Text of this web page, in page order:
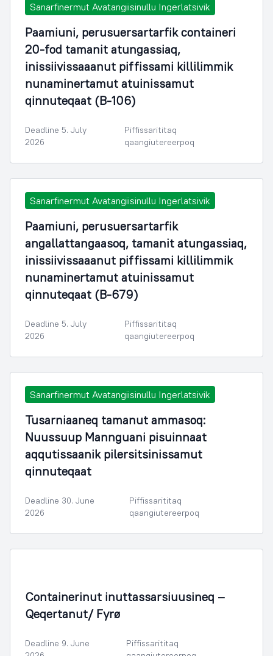
Sanarfinermut Avatangiisinullu Ingerlatsivik
Paamiuni, perusuersartarfik containeri
20-fod tamanit atungassiaq,
inissiivissaaanut piffissami killilimmik
nunaminertamut atuinissamut
qinnuteqaat (B-106)
Deadline 5. July
2026
Piffissarititaq
qaangiutereerpoq
Sanarfinermut Avatangiisinullu Ingerlatsivik
Paamiuni, perusuersartarfik
angallattangaasoq, tamanit atungassiaq,
inissiivissaaanut piffissami killilimmik
nunaminertamut atuinissamut
qinnuteqaat (B-679)
Deadline 5. July
2026
Piffissarititaq
qaangiutereerpoq
Sanarfinermut Avatangiisinullu Ingerlatsivik
Tusarniaaneq tamanut ammasoq:
Nuussuup Mannguani pisuinnaat
aqqutissaanik pilersitsinissamut
qinnuteqaat
Deadline 30. June
2026
Piffissarititaq
qaangiutereerpoq
Containerinut inuttassarsiuusineq –
Qeqertanut/ Fyrø
Deadline 9. June
Piffissarititaq